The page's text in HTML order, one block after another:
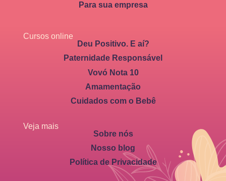
Para sua empresa
Cursos online
Deu Positivo. E aí?
Paternidade Responsável
Vovó Nota 10
Amamentação
Cuidados com o Bebê
Veja mais
Sobre nós
Nosso blog
Política de Privacidade